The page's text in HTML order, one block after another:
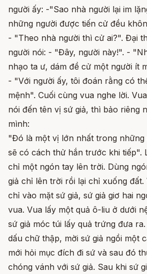
người ấy: -"Sao nhà người lại im
những người được tiến cử đều
- "Theo nhà người thì cử ai?". Đại
người nói: - "Đây, người này!". -
nhạo ta ư, dám đề cử một người ít
- "Với người ấy, tôi đoán rằng có
mệnh". Cuối cùng vua nghe lời.
nói đến tên vị sứ giả, thì bảo riêng
mình:
"Đó là một vị lớn nhất trong những
sẽ có cách thử hắn trước khi tiếp".
chỉ một ngón tay lên trời. Dùng
giả chỉ lên trời rồi lại chỉ xuống đất.
chỉ vào mặt sứ giả, sứ giả giơ hai
vua. Vua lấy một quả ô-liu ở dưới
sứ giả móc túi lấy quả trứng đưa
dấu chữ thập, mời sứ giả ngồi một
mới hỏi mục đích đi sứ và sau đó
chóng vánh với sứ giả. Sau khi sứ